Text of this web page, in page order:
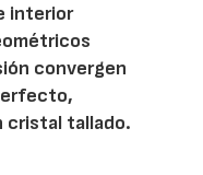
interior
convergen
cristal tallado.